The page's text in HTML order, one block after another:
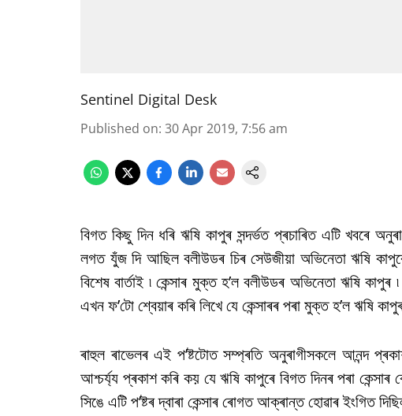
Sentinel Digital Desk
Published on: 30 Apr 2019, 7:56 am
বিগত কিছু দিন ধৰি ঋষি কাপুৰ সন্দৰ্ভত প্ৰচাৰিত এটি খবৰে
লগত যুঁজ দি আছিল বলীউডৰ চিৰ সেউজীয়া অভিনেতা ঋষি
বিশেষ বাৰ্তাই ৷ কেন্সাৰ মুক্ত হ’ল বলীউডৰ অভিনেতা ঋষি কাপুৰ
এখন ফ’টো শ্বেয়াৰ কৰি লিখে যে কেন্সাৰৰ পৰা মুক্ত হ’ল ঋষি
ৰাহুল ৰাভেলৰ এই প’ষ্টটোত সম্প্ৰতি অনুৰাগীসকলে আনন্দ
আশ্চৰ্য্য প্ৰকাশ কৰি কয় যে ঋষি কাপুৰে বিগত দিনৰ পৰা
সিঙে এটি প’ষ্টৰ দ্বাৰা কেন্সাৰ ৰোগত আক্ৰান্ত হোৱাৰ ইংগিত